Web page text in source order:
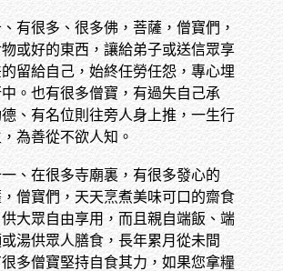
有很多、很多佛，菩薩，僧寶們，
或好的東西，讓給弟子或送信眾享
留給自己，始終任勞任怨，專心埋
。也有很多僧寶，有過失自己承
、有名位則往旁人身上推，一生行
為善從不欲人知。
一、在很多寺廟裏，有很多發心的
僧寶們，天天烹煮美味可口的齋食
大眾自由享用，而且親自端飯、端
湯供眾人膳食，長年累月從未間
多僧寶堅持自食其力，如果您拿糧